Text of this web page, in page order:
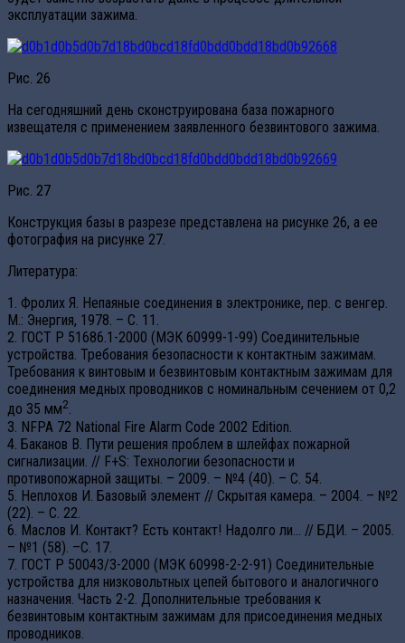
эксплуатации зажима.
Рис. 26
На сегодняшний день сконструирована база пожарного
извещателя с применением заявленного безвинтового зажима.
Рис. 27
Конструкция базы в разрезе представлена на рисунке 26, а ее
фотография на рисунке 27.
Литература:
1. Фролих Я. Непаяные соединения в электронике, пер. с венгер.
М.: Энергия, 1978. – С. 11.
2. ГОСТ Р 51686.1-2000 (МЭК 60999-1-99) Соединительные
устройства. Требования безопасности к контактным зажимам.
Требования к винтовым и безвинтовым контактным зажимам для
соединения медных проводников с номинальным сечением от 0,2
до 35 мм2.
3. NFPA 72 National Fire Alarm Code 2002 Edition.
4. Баканов В. Пути решения проблем в шлейфах пожарной
сигнализации. // F+S: Технологии безопасности и
противопожарной защиты. – 2009. – №4 (40). – С. 54.
5. Неплохов И. Базовый элемент // Скрытая камера. – 2004. – №2
(22). – C. 22.
6. Маслов И. Контакт? Есть контакт! Надолго ли… // БДИ. – 2005.
– №1 (58). –С. 17.
7. ГОСТ Р 50043/3-2000 (МЭК 60998-2-2-91) Соединительные
устройства для низковольтных цепей бытового и аналогичного
назначения. Часть 2-2. Дополнительные требования к
безвинтовым контактным зажимам для присоединения медных
проводников.